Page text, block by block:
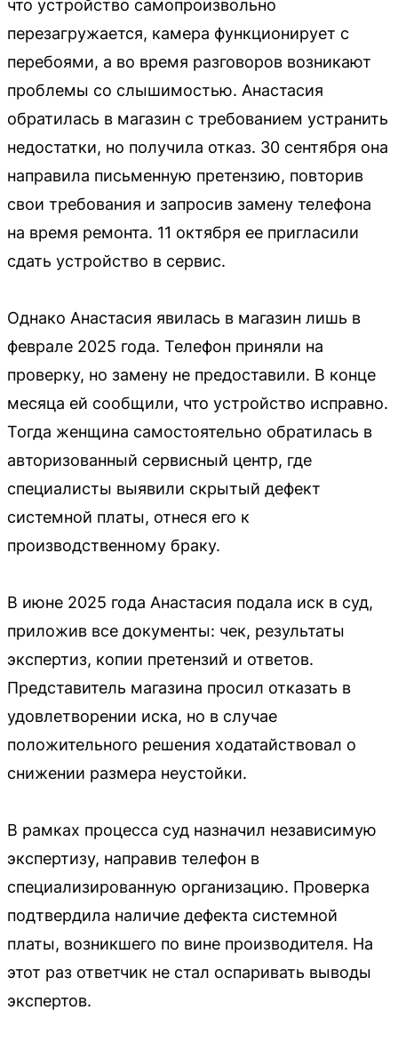
что устройство самопроизвольно
перезагружается, камера функционирует с
перебоями, а во время разговоров возникают
проблемы со слышимостью. Анастасия
обратилась в магазин с требованием устранить
недостатки, но получила отказ. 30 сентября она
направила письменную претензию, повторив
свои требования и запросив замену телефона
на время ремонта. 11 октября ее пригласили
сдать устройство в сервис.
Однако Анастасия явилась в магазин лишь в
феврале 2025 года. Телефон приняли на
проверку, но замену не предоставили. В конце
месяца ей сообщили, что устройство исправно.
Тогда женщина самостоятельно обратилась в
авторизованный сервисный центр, где
специалисты выявили скрытый дефект
системной платы, отнеся его к
производственному браку.
В июне 2025 года Анастасия подала иск в суд,
приложив все документы: чек, результаты
экспертиз, копии претензий и ответов.
Представитель магазина просил отказать в
удовлетворении иска, но в случае
положительного решения ходатайствовал о
снижении размера неустойки.
В рамках процесса суд назначил независимую
экспертизу, направив телефон в
специализированную организацию. Проверка
подтвердила наличие дефекта системной
платы, возникшего по вине производителя. На
этот раз ответчик не стал оспаривать выводы
экспертов.